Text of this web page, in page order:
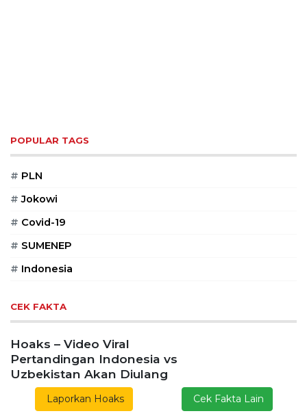
POPULAR TAGS
# PLN
# Jokowi
# Covid-19
# SUMENEP
# Indonesia
CEK FAKTA
Hoaks – Video Viral
Pertandingan Indonesia vs
Uzbekistan Akan Diulang
Laporkan Hoaks Cek Fakta Lain